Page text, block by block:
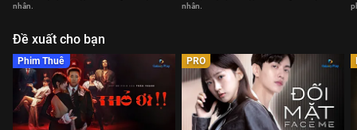
nhân.
nhân.
Đề xuất cho bạn
Phim Thuê PRO